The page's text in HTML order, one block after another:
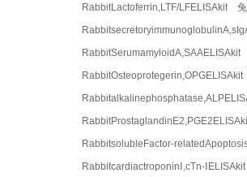
RabbitLactoferrin,LTF/LFELISAkit
RabbitsolubleFactor-
RabbitcardiactroponinⅠ,cTn-